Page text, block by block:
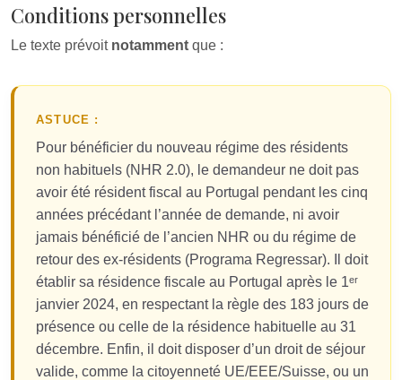
Conditions personnelles
Le texte prévoit notamment que :
ASTUCE :
Pour bénéficier du nouveau régime des résidents
non habituels (NHR 2.0), le demandeur ne doit pas
avoir été résident fiscal au Portugal pendant les cinq
années précédant l’année de demande, ni avoir
jamais bénéficié de l’ancien NHR ou du régime de
retour des ex‑résidents (Programa Regressar). Il doit
établir sa résidence fiscale au Portugal après le 1ᵉʳ
janvier 2024, en respectant la règle des 183 jours de
présence ou celle de la résidence habituelle au 31
décembre. Enfin, il doit disposer d’un droit de séjour
valide, comme la citoyenneté UE/EEE/Suisse, ou un